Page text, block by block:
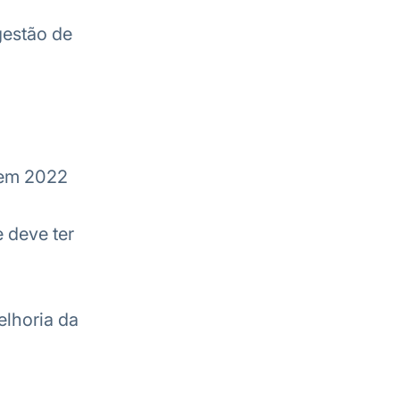
de
2022
deve ter
da